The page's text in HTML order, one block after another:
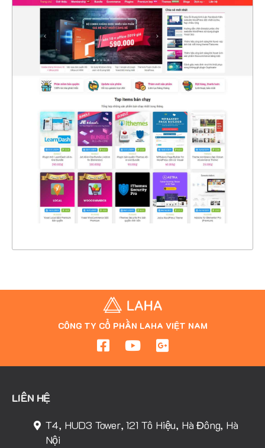
4366
CHI TIẾT
XEM THỰC TẾ
CÔNG TY CỔ PHẦN LAHA VIỆT NAM
LIÊN HỆ
T4, HUD3 Tower, 121 Tô Hiệu, Hà Đông, Hà
Nội